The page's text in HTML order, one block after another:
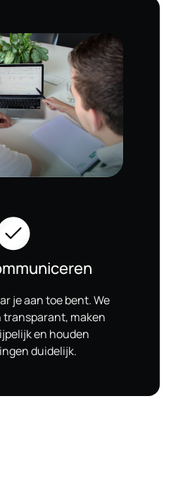
je aan toe bent. We
maken
en houden
duidelijk.